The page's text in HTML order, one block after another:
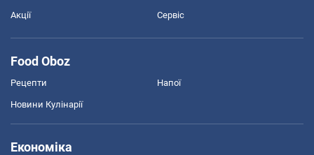
Акції Сервіс
Food Oboz
Рецепти Напої
Новини Кулінарії
Економіка